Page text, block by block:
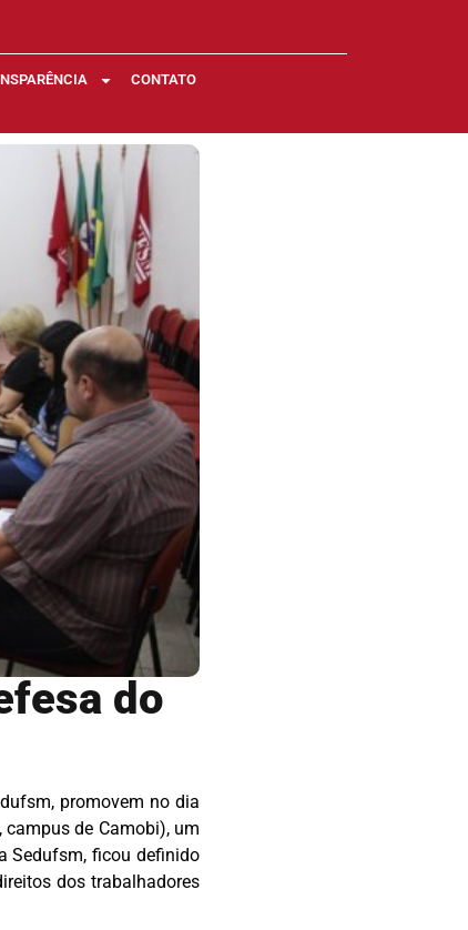
CONTATO
do
promovem no dia
de Camobi), um
Sedufsm, ficou definido
dos trabalhadores